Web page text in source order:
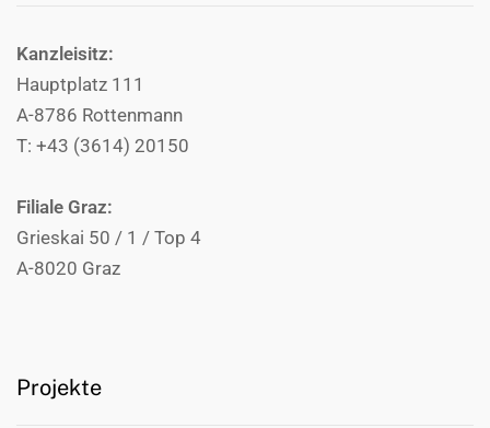
Kanzleisitz:
Hauptplatz 111
A-8786 Rottenmann
T: +43 (3614) 20150
Filiale Graz:
Grieskai 50 / 1 / Top 4
A-8020 Graz
Projekte